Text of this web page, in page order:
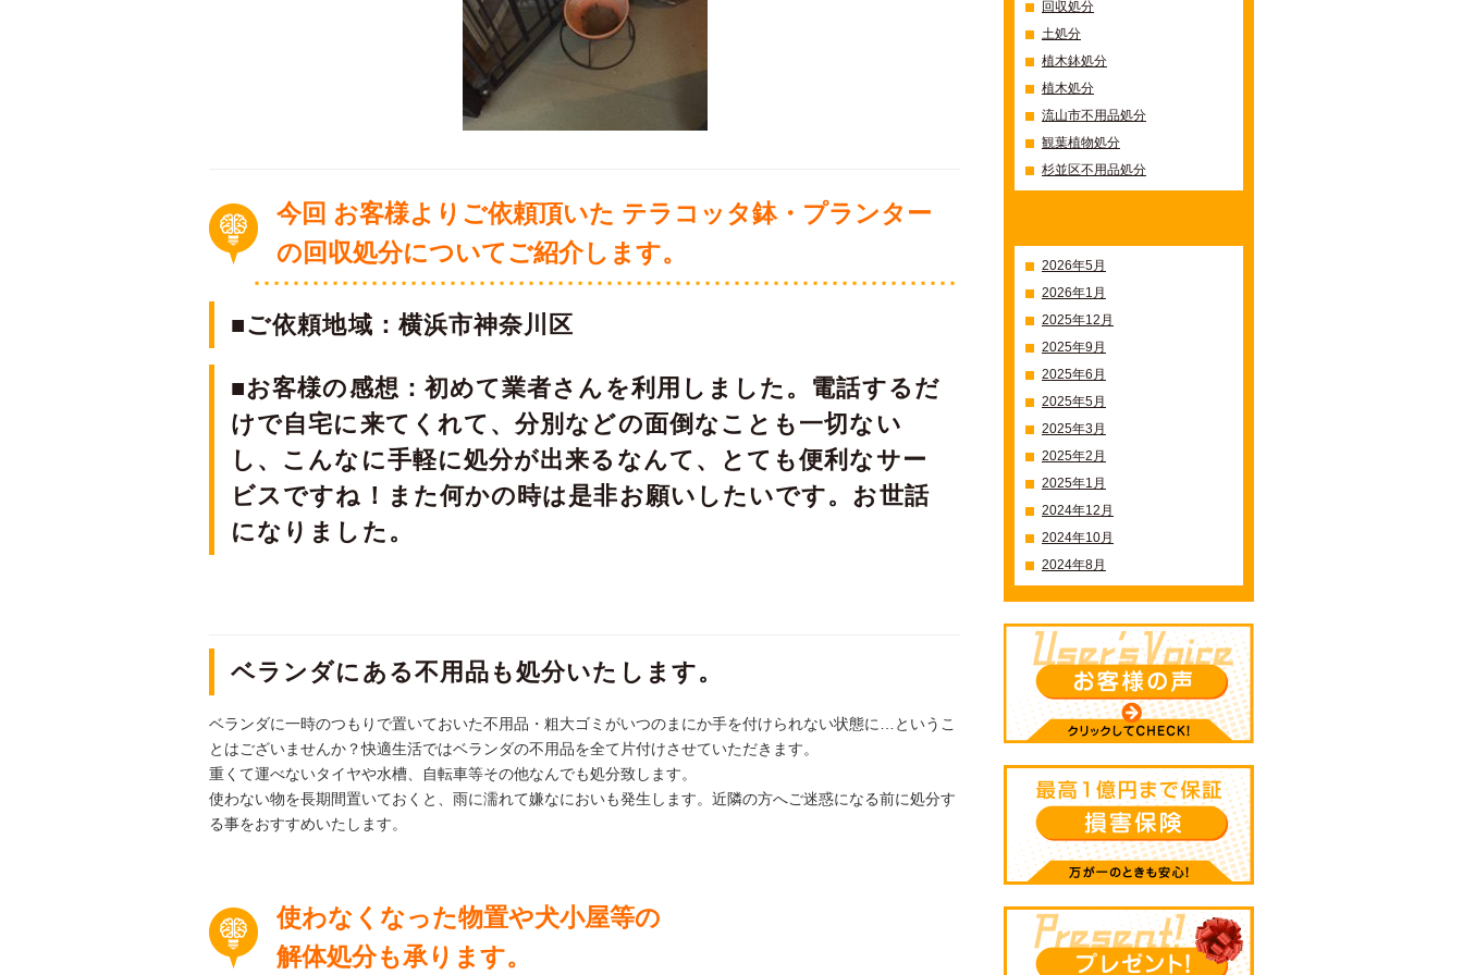
今回 お客様よりご依頼頂いた テラコッタ鉢・プランター
の回収処分についてご紹介します。
■ご依頼地域：横浜市神奈川区
■お客様の感想：初めて業者さんを利用しました。電話するだ
けで自宅に来てくれて、分別などの面倒なことも一切ない
し、こんなに手軽に処分が出来るなんて、とても便利なサー
ビスですね！また何かの時は是非お願いしたいです。お世話
になりました。
ベランダにある不用品も処分いたします。
ベランダに一時のつもりで置いておいた不用品・粗大ゴミがいつのまにか手を付けられない状態に…というこ
とはございませんか？快適生活ではベランダの不用品を全て片付けさせていただきます。
重くて運べないタイヤや水槽、自転車等その他なんでも処分致します。
使わない物を長期間置いておくと、雨に濡れて嫌なにおいも発生します。近隣の方へご迷惑になる前に処分す
る事をおすすめいたします。
使わなくなった物置や犬小屋等の
解体処分も承ります。
回収処分
土処分
植木鉢処分
植木処分
流山市不用品処分
観葉植物処分
杉並区不用品処分
2026年5月
2026年1月
2025年12月
2025年9月
2025年6月
2025年5月
2025年3月
2025年2月
2025年1月
2024年12月
2024年10月
2024年8月